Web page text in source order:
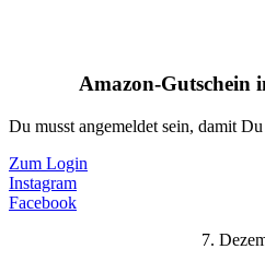
Amazon-Gutschein
Du musst angemeldet sein, damit
Zum Login
Instagram
Facebook
7.